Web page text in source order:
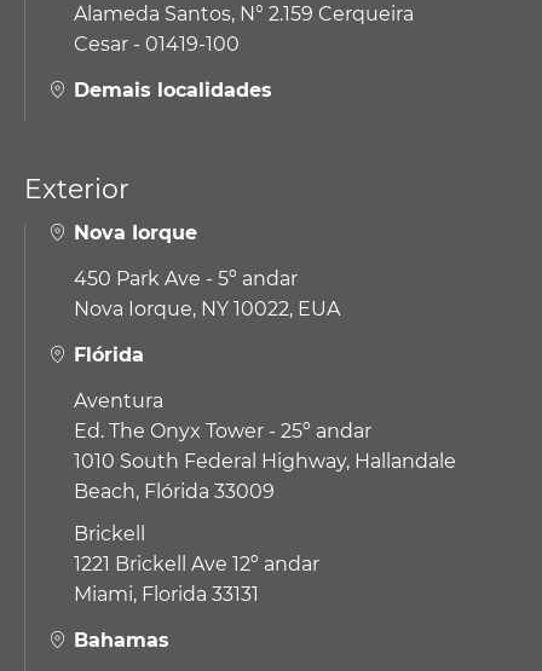
Alameda Santos, N° 2.159 Cerqueira
Cesar - 01419-100
Demais localidades
Exterior
Nova Iorque
450 Park Ave - 5º andar
Nova Iorque, NY 10022, EUA
Flórida
Aventura
Ed. The Onyx Tower - 25º andar
1010 South Federal Highway, Hallandale
Beach, Flórida 33009
Brickell
1221 Brickell Ave 12º andar
Miami, Florida 33131
Bahamas